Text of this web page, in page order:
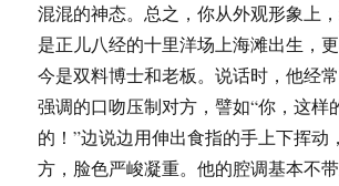
混混的神态。总之，你从外观形象上
是正儿八经的十里洋场上海滩出生，
今是双料博士和老板。说话时，他经
强调的口吻压制对方，譬如“你，这样
的！”边说边用伸出食指的手上下挥动
方，脸色严峻凝重。他的腔调基本不